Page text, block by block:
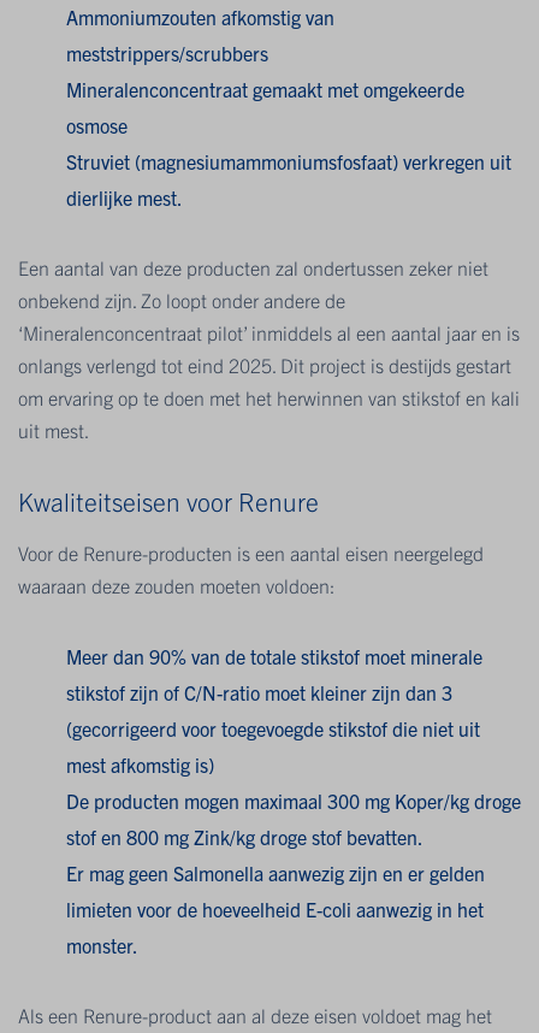
Ammoniumzouten afkomstig van
meststrippers/scrubbers
Mineralenconcentraat gemaakt met omgekeerde
osmose
Struviet (magnesiumammoniumsfosfaat) verkregen uit
dierlijke mest.
Een aantal van deze producten zal ondertussen zeker niet
onbekend zijn. Zo loopt onder andere de
‘Mineralenconcentraat pilot’ inmiddels al een aantal jaar en is
onlangs verlengd tot eind 2025. Dit project is destijds gestart
om ervaring op te doen met het herwinnen van stikstof en kali
uit mest.
Kwaliteitseisen voor Renure
Voor de Renure-producten is een aantal eisen neergelegd
waaraan deze zouden moeten voldoen:
Meer dan 90% van de totale stikstof moet minerale
stikstof zijn of C/N-ratio moet kleiner zijn dan 3
(gecorrigeerd voor toegevoegde stikstof die niet uit
mest afkomstig is)
De producten mogen maximaal 300 mg Koper/kg droge
stof en 800 mg Zink/kg droge stof bevatten.
Er mag geen Salmonella aanwezig zijn en er gelden
limieten voor de hoeveelheid E-coli aanwezig in het
monster.
Als een Renure-product aan al deze eisen voldoet mag het